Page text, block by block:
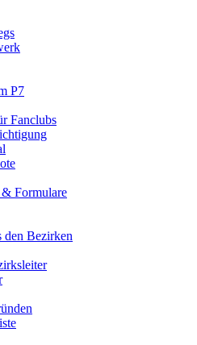
P7
Fanclubs
Formulare
den Bezirken